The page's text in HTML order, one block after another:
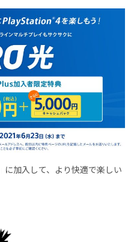
に加入して、より快適で楽しい